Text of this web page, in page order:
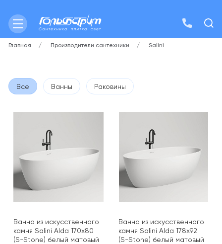
Главная Производители сантехники Salini
Все Ванны Раковины
Ванна из искусственного
камня Salini Alda 170х80
(S-Stone) белый матовый
Ванна из искусственного
камня Salini Alda 178х92
(S-Stone) белый матовый